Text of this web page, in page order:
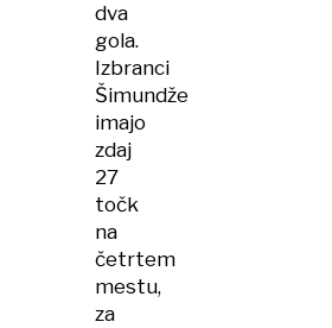
dva
gola.
Izbranci
Šimundže
imajo
zdaj
27
točk
na
četrtem
mestu,
za